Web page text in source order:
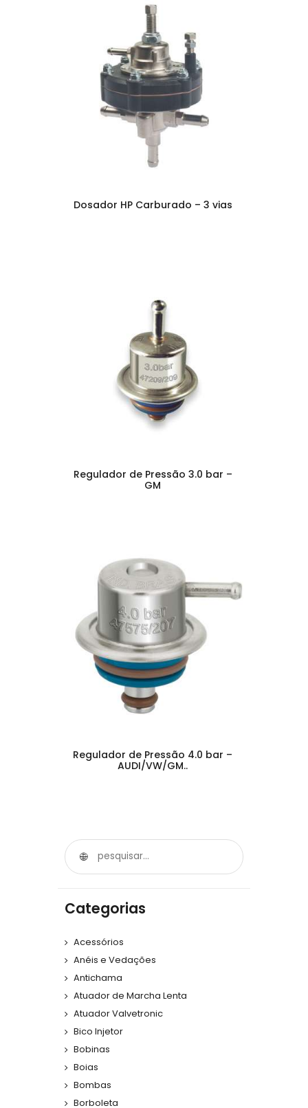
Dosador HP Carburado – 3 vias
Regulador de Pressão 3.0 bar –
GM
Regulador de Pressão 4.0 bar –
AUDI/VW/GM..
Categorias
Acessórios
Anéis e Vedações
Antichama
Atuador de Marcha Lenta
Atuador Valvetronic
Bico Injetor
Bobinas
Boias
Bombas
Borboleta